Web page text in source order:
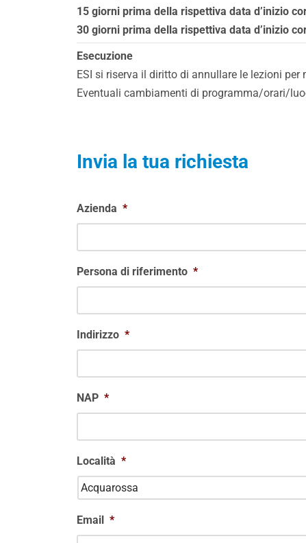
15 giorni prima della rispettiva data d’inizio
30 giorni prima della rispettiva data d’inizio
Esecuzione
ESI si riserva il diritto di annullare le lezioni
Eventuali cambiamenti di programma/orari/
Invia la tua richiesta
Azienda *
Persona di riferimento *
Indirizzo *
NAP *
Località *
Email *